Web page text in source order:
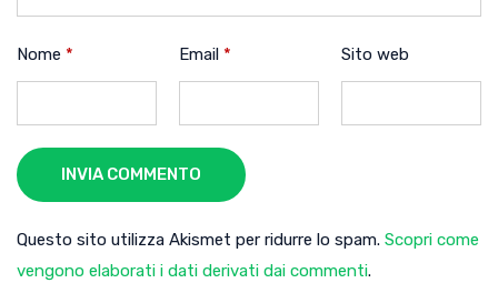
Nome * Email * Sito web
INVIA COMMENTO
Questo sito utilizza Akismet per ridurre lo spam. Scopri come
vengono elaborati i dati derivati dai commenti.